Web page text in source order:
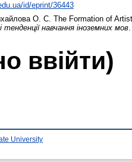
id/eprint/36443
О. С. The Formation of
тенденції навчання іноземних мов
ввійти)
University